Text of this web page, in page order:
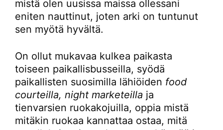
mistä olen uusissa maissa ollessani
eniten nauttinut, joten arki on tuntunut
sen myötä hyvältä.
On ollut mukavaa kulkea paikasta
toiseen paikallisbusseilla, syödä
paikallisten suosimilla lähiöiden food
courteilla, night marketeilla ja
tienvarsien ruokakojuilla, oppia mistä
mitäkin ruokaa kannattaa ostaa, mitä